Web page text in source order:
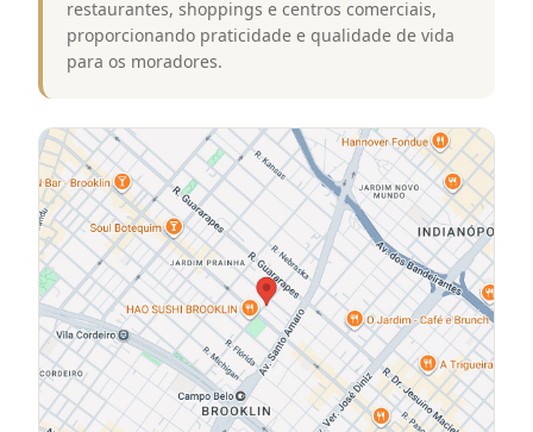
restaurantes, shoppings e centros comerciais,
proporcionando praticidade e qualidade de vida
para os moradores.